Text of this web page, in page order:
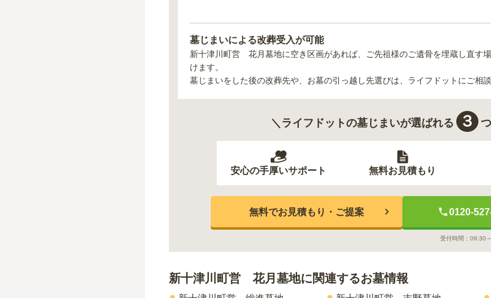
墓じまいによる改葬受入が可能
新十津川町営 花月墓地に空き区画があれば、ご先祖様のご遺骨を埋蔵し直す
けます。
墓じまいをした後の改葬先や、お墓の引っ越し先選びは、ライフドットにご相談
＼ライフドットの墓じまいが選ばれる ３
安心の手厚いサポート 無料お見積もり
無料でお見積もり・ご提案 0120-
受付時間： 09:30
新十津川町営 花月墓地に関連するお墓情報